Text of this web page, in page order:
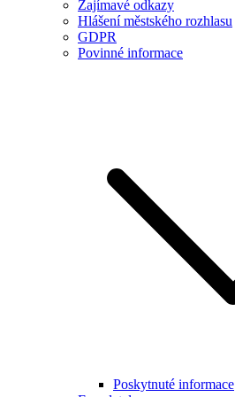
Zajímavé odkazy
Hlášení městského rozhlasu
GDPR
Povinné informace
Poskytnuté informace